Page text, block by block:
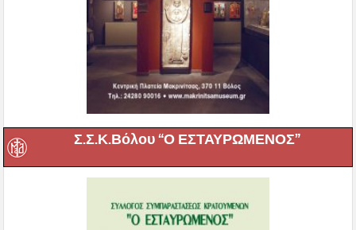
Σ.Σ.Κ.Βόλου “Ο ΕΣΤΑΥΡΩΜΕΝΟΣ”